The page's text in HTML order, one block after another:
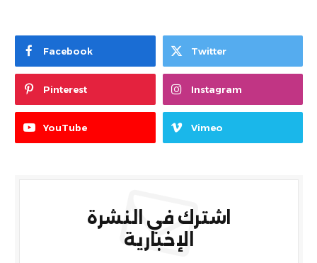
Facebook Twitter
Pinterest Instagram
YouTube Vimeo
اشترك في النشرة
الإخبارية